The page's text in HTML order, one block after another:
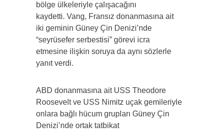
bölge ülkeleriyle çalışacağını
kaydetti. Vang, Fransız donanmasına ait
iki geminin Güney Çin Denizi’nde
“seyrüsefer serbestisi” görevi icra
etmesine ilişkin soruya da aynı sözlerle
yanıt verdi.
ABD donanmasına ait USS Theodore
Roosevelt ve USS Nimitz uçak gemileriyle
onlara bağlı hücum grupları Güney Çin
Denizi’nde ortak tatbikat